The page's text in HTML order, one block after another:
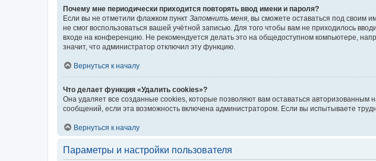
Почему мне периодически приходится повторять ввод имени и пароля?
Если вы не отметили флажком пункт Запомнить меня , вы сможете оставаться под своим
не смог воспользоваться вашей учётной записью. Для того чтобы вам не приходилось
входе на конференцию. Не рекомендуется делать это на общедоступном компьютере,
значит, что администратор отключил эту функцию.
Вернуться к началу
Что делает функция «Удалить cookies»?
Она удаляет все созданные cookies, которые позволяют вам оставаться
сообщений, если эта возможность включена администратором. Если вы испытываете
Вернуться к началу
Параметры и настройки пользователя